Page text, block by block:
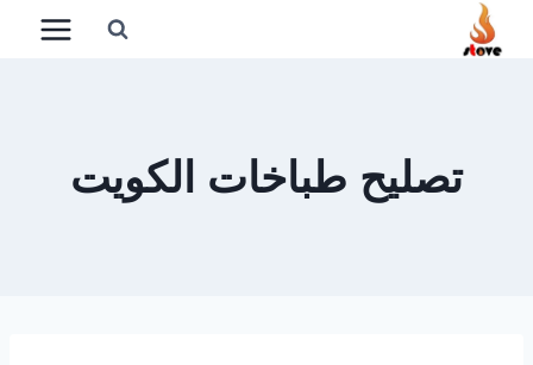
التجاوز
تصليح طباخات الكويت